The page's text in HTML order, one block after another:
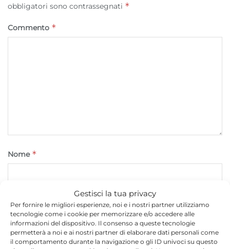
Gestisci la tua privacy
Per fornire le migliori esperienze, noi e i nostri partner utilizziamo
tecnologie come i cookie per memorizzare e/o accedere alle
informazioni del dispositivo. Il consenso a queste tecnologie
permetterà a noi e ai nostri partner di elaborare dati personali come
il comportamento durante la navigazione o gli ID univoci su questo
obbligatori sono contrassegnati *
Commento *
Nome *
Sito web